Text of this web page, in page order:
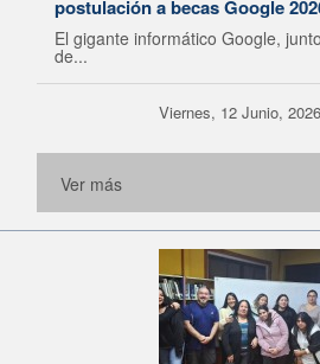
postulación a becas Google
El gigante informático Google,
de...
Viernes, 12 Junio,
Ver más